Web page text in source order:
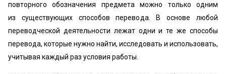
повторного обозначения предмета можно только одним
из существующих способов перевода. В основе любой
переводческой деятельности лежат одни и те же способы
перевода, которые нужно найти, исследовать и использовать,
учитывая каждый раз условия работы.